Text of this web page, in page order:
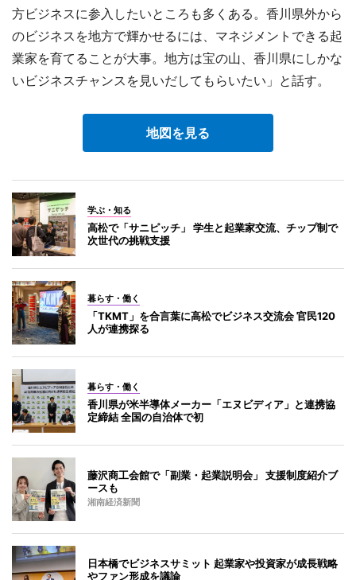
方ビジネスに参入したいところも多くある。香川県外から
のビジネスを地方で輝かせるには、マネジメントできる起
業家を育てることが大事。地方は宝の山、香川県にしかな
いビジネスチャンスを見いだしてもらいたい」と話す。
地図を見る
学ぶ・知る
高松で「サニピッチ」 学生と起業家交流、チップ制で
次世代の挑戦支援
暮らす・働く
「TKMT」を合言葉に高松でビジネス交流会 官民120
人が連携探る
暮らす・働く
香川県が米半導体メーカー「エヌビディア」と連携協
定締結 全国の自治体で初
藤沢商工会館で「副業・起業説明会」 支援制度紹介ブ
ースも
湘南経済新聞
日本橋でビジネスサミット 起業家や投資家が成長戦略
やファン形成を議論